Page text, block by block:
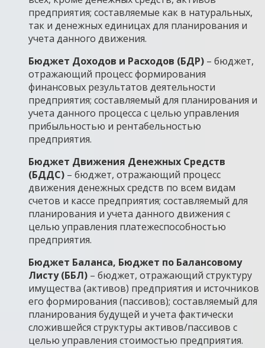
предприятия; составляемые как в натуральных,
так и денежных единицах для планирования и
учета данного движения.
Бюджет Доходов и Расходов (БДР) – бюджет,
отражающий процесс формирования
финансовых результатов деятельности
предприятия; составляемый для планирования и
учета данного процесса с целью управления
прибыльностью и рентабельностью
предприятия.
Бюджет Движения Денежных Средств
(БДДС) – бюджет, отражающий процесс
движения денежных средств по всем видам
счетов и кассе предприятия; составляемый для
планирования и учета данного движения с
целью управления платежеспособностью
предприятия.
Бюджет Баланса, Бюджет по Балансовому
Листу (ББЛ) – бюджет, отражающий структуру
имущества (активов) предприятия и источников
его формирования (пассивов); составляемый для
планирования будущей и учета фактически
сложившейся структуры активов/пассивов с
целью управления стоимостью предприятия.